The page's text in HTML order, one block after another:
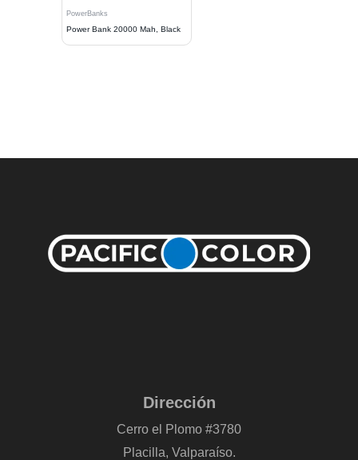
PowerBanks
Power Bank 20000 Mah, Black
Dirección
Cerro el Plomo #3780
Placilla, Valparaíso.